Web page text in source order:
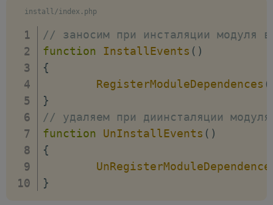
install/index.php
// заносим при инсталяции модуля
function
InstallEvents ( )
{
RegisterModuleDependences (
}
// удаляем при диинсталяции
function
UnInstallEvents ( )
{
}